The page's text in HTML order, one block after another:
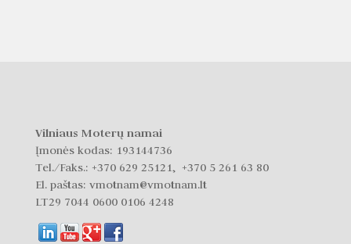
Vilniaus Moterų namai
Įmonės kodas: 193144736
Tel./Faks.: +370 629 25121, +370 5 261 63 80
El. paštas: vmotnam@vmotnam.lt
LT29 7044 0600 0106 4248